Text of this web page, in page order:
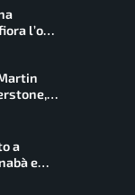
l’oro
a
e